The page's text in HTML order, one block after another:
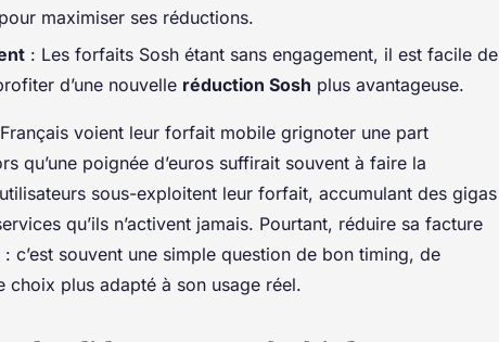
maximiser ses réductions.
: Les forfaits Sosh étant sans engagement, il est facile de
d’une nouvelle réduction Sosh plus avantageuse.
voient leur forfait mobile grignoter une part
qu’une poignée d’euros suffirait souvent à faire la
sous-exploitent leur forfait, accumulant des gigas
qu’ils n’activent jamais. Pourtant, réduire sa facture
: c’est souvent une simple question de bon timing, de
choix plus adapté à son usage réel.